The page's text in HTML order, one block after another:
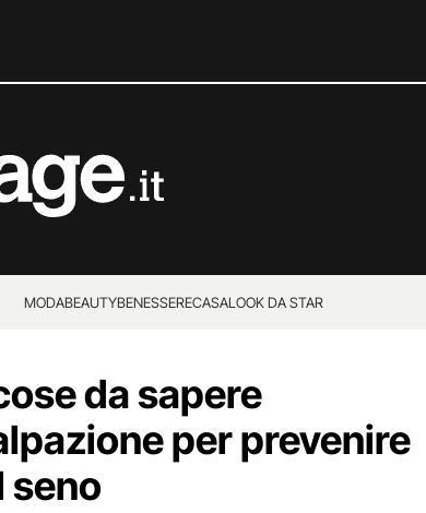
MODABEAUTYBENESSERECASALOOK DA STAR
da sapere
per prevenire
seno